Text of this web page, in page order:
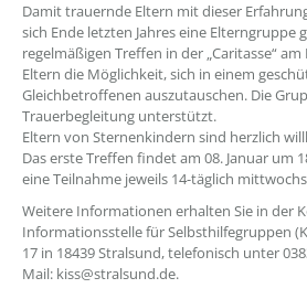
Damit trauernde Eltern mit dieser
sich Ende letzten Jahres eine Elterngruppe
regelmäßigen Treffen in der „Caritasse“
Eltern die Möglichkeit, sich in einem
Gleichbetroffenen auszutauschen. Die
Trauerbegleitung unterstützt.
Eltern von Sternenkindern sind herzlich
Das erste Treffen findet am 08. Januar um
eine Teilnahme jeweils 14-täglich
Weitere Informationen erhalten Sie in der
Informationsstelle für Selbsthilfegruppen
17 in 18439 Stralsund, telefonisch unter
Mail: kiss@stralsund.de.